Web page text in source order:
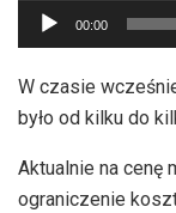
Odtwarzacz
plików
dźwiękowych
00:00
W czasie
było od kilku do
Aktualnie na cenę
ograniczenie